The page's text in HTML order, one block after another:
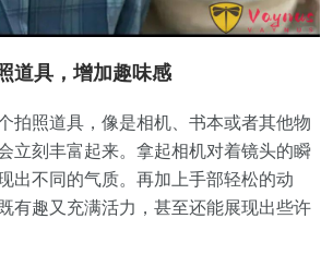
道具，增加趣味感
拍照道具，像是相机、书本或者其他物
立刻丰富起来。拿起相机对着镜头的瞬
出不同的气质。再加上手部轻松的动
有趣又充满活力，甚至还能展现出些许